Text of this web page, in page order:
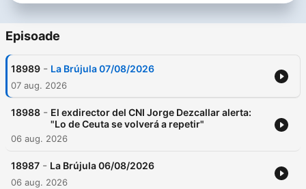
Episoade
18989 - La Brújula 07/08/2026
07 aug. 2026
18988 - El exdirector del CNI Jorge Dezcallar alerta:
"Lo de Ceuta se volverá a repetir"
06 aug. 2026
18987 - La Brújula 06/08/2026
06 aug. 2026